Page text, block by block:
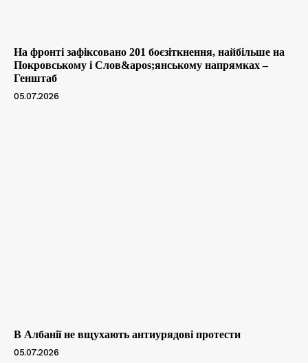
На фронті зафіксовано 201 боєзіткнення, найбільше на
Покровському і Слов&apos;янському напрямках –
Генштаб
05.07.2026
В Албанії не вщухають антиурядові протести
05.07.2026